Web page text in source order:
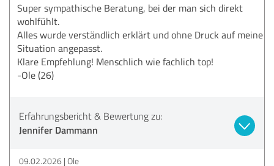
Super sympathische Beratung, bei der man sich direkt
wohlfühlt.
Alles wurde verständlich erklärt und ohne Druck auf meine
Situation angepasst.
Klare Empfehlung! Menschlich wie fachlich top!
-Ole (26)
Erfahrungsbericht & Bewertung zu:
Jennifer Dammann
09.02.2026 Ole